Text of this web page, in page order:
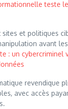
teste
sites et politiques
avant
: un cybercriminel
revendique
avec accès